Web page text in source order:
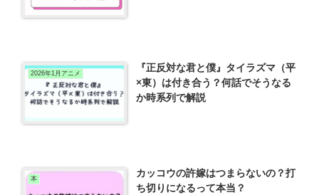
2026年1月アニメ
『正反対な君と僕』タイラズマ（平
×東）は付き合う？何話でそうなる
か時系列で解説
本
カッコウの許嫁はつまらないの？打
ち切りになるって本当？